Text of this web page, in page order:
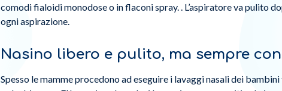
comodi fialoidi monodose o in flaconi spray. . L’aspiratore va pulito
ogni aspirazione.
Nasino libero e pulito, ma sempre
Spesso le mamme procedono ad eseguire i lavaggi nasali dei